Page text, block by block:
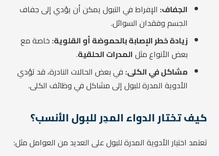
الجفاف: الإفراط في التبول يمكن أن يؤدي إلى جفاف
الجسم وفقدان السوائل.
زيادة خطر الإصابة بالحموضة أو القلوية: خاصة مع
بعض الأنواع مثلالمدرات الحلقية.
مشاكل في الكلى: في بعض الحالات النادرة، قد تؤدي
الأدوية المدرة للبول إلى مشاكل في وظائف الكلى.
كيف تختار الدواء المدِر للبول الأنسب؟
تعتمد اختيار الأدوية المدرة للبول على العديد من العوامل مثل: